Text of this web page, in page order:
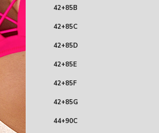
42+85B
42+85C
42+85D
42+85E
42+85F
42+85G
44+90C